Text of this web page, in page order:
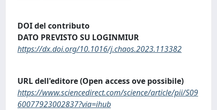
DOI del contributo
DATO PREVISTO SU LOGINMIUR
https://dx.doi.org/10.1016/j.chaos.2023.113382
URL dell'editore (Open access ove possibile)
https://www.sciencedirect.com/science/article/pii/S09
60077923002837?via=ihub